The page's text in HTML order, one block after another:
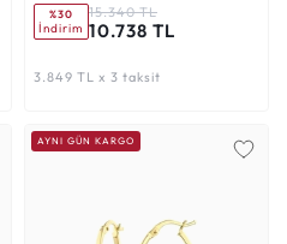
%30
İndirim
15.340 TL
10.738 TL
3.849 TL x 3 taksit
AYNI GÜN KARGO